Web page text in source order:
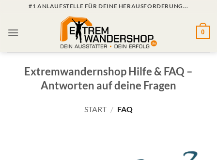
#1 ANLAUFSTELLE FÜR DEINE HERAUSFORDERUNG...
0
Extremwandernshop Hilfe & FAQ –
Antworten auf deine Fragen
START / FAQ